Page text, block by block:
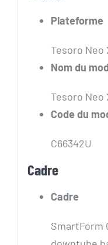
Plateforme
Tesoro Neo
Nom du
Tesoro Neo
Code du
C66342U
Cadre
Cadre
SmartForm